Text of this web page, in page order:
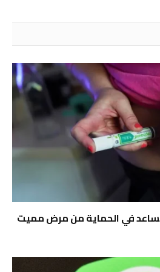
في الحماية من مرض مميت